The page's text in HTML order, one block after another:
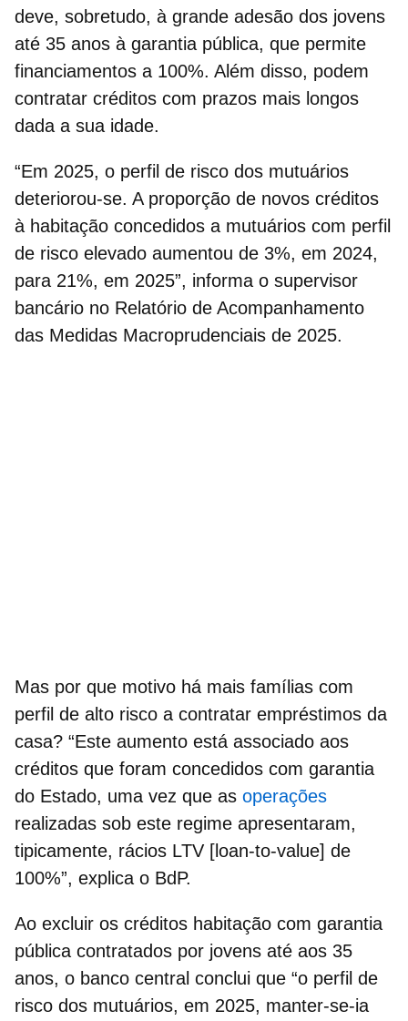
deve, sobretudo, à grande adesão dos jovens
até 35 anos à garantia pública, que permite
financiamentos a 100%. Além disso, podem
contratar créditos com prazos mais longos
dada a sua idade.
“Em 2025, o perfil de risco dos mutuários
deteriorou-se. A proporção de novos créditos
à habitação concedidos a mutuários com perfil
de risco elevado aumentou de 3%, em 2024,
para 21%, em 2025”, informa o supervisor
bancário no Relatório de Acompanhamento
das Medidas Macroprudenciais de 2025.
Mas por que motivo há mais famílias com
perfil de alto risco a contratar empréstimos da
casa? “Este aumento está associado aos
créditos que foram concedidos com garantia
do Estado, uma vez que as operações
realizadas sob este regime apresentaram,
tipicamente, rácios LTV [loan-to-value] de
100%”, explica o BdP.
Ao excluir os créditos habitação com garantia
pública contratados por jovens até aos 35
anos, o banco central conclui que “o perfil de
risco dos mutuários, em 2025, manter-se-ia